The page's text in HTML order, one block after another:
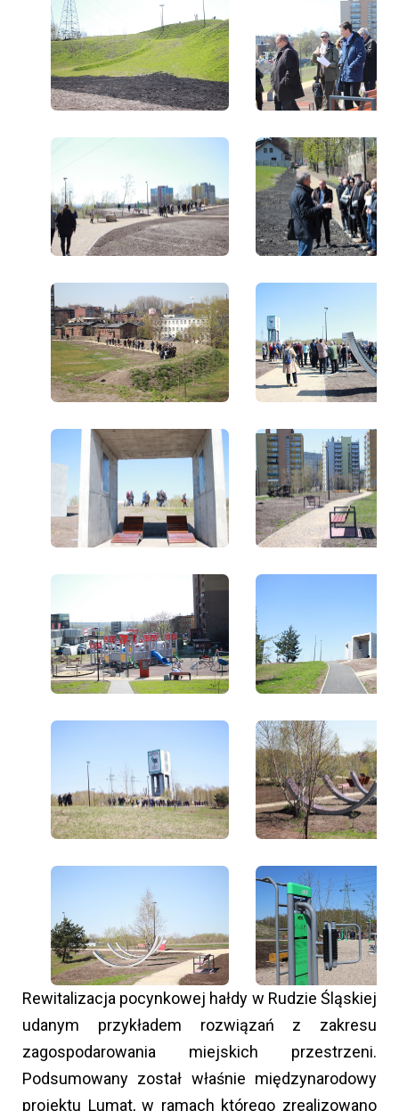
Rewitalizacja pocynkowej hałdy w Rudzie Śląskiej
udanym przykładem rozwiązań z zakresu
zagospodarowania miejskich przestrzeni.
Podsumowany został właśnie międzynarodowy
projektu Lumat, w ramach którego zrealizowano